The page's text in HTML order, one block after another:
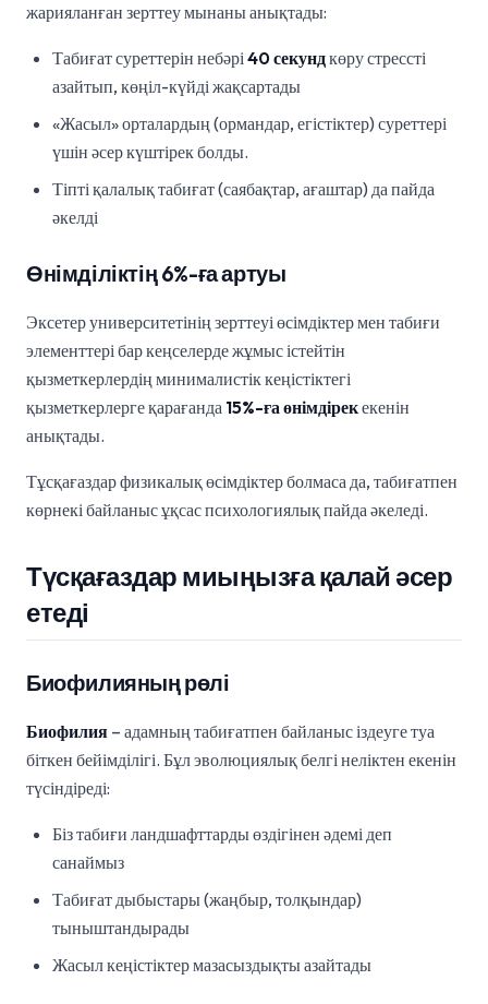
жарияланған зерттеу мынаны анықтады:
Табиғат суреттерін небәрі40 секундкөру стрессті
азайтып, көңіл-күйді жақсартады
«Жасыл» орталардың (ормандар, егістіктер) суреттері
үшін әсер күштірек болды.
Тіпті қалалық табиғат (саябақтар, ағаштар) да пайда
әкелді
Өнімділіктің 6%-ға артуы
Эксетер университетінің зерттеуі өсімдіктер мен табиғи
элементтері бар кеңселерде жұмыс істейтін
қызметкерлердің минималистік кеңістіктегі
қызметкерлерге қарағанда 15%-ға өнімдірекекенін
анықтады.
Тұсқағаздар физикалық өсімдіктер болмаса да, табиғатпен
көрнекі байланыс ұқсас психологиялық пайда әкеледі.
Түсқағаздар миыңызға қалай әсер
етеді
Биофилияның рөлі
Биофилия – адамның табиғатпен байланыс іздеуге туа
біткен бейімділігі. Бұл эволюциялық белгі неліктен екенін
түсіндіреді:
Біз табиғи ландшафттарды өздігінен әдемі деп
санаймыз
Табиғат дыбыстары (жаңбыр, толқындар)
тыныштандырады
Жасыл кеңістіктер мазасыздықты азайтады